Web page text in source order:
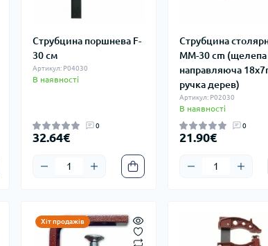
Струбцина поршнева F-
30 см
Артикул: P04030
В наявності
0
32.64€
Струбцина
MM-30 cm (щелепа
направляюча
ручка дерев)
Артикул: P02030
В наявності
0
21.90€
Хіт продажів